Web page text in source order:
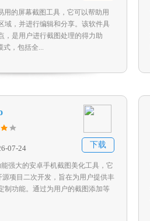
用的屏幕截图工具，它可以帮助用
域，并进行编辑和分享。该软件具
，是用户进行截图处理的得力助
式，包括全...
07-24
下载
强大的安卓手机截图美化工具，它
源项目二次开发，旨在为用户提供丰
制功能。通过为用户的截图添加等